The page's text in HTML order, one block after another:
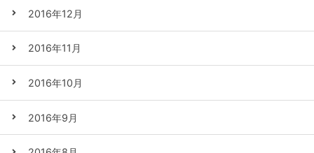
2016年12月
2016年11月
2016年10月
2016年9月